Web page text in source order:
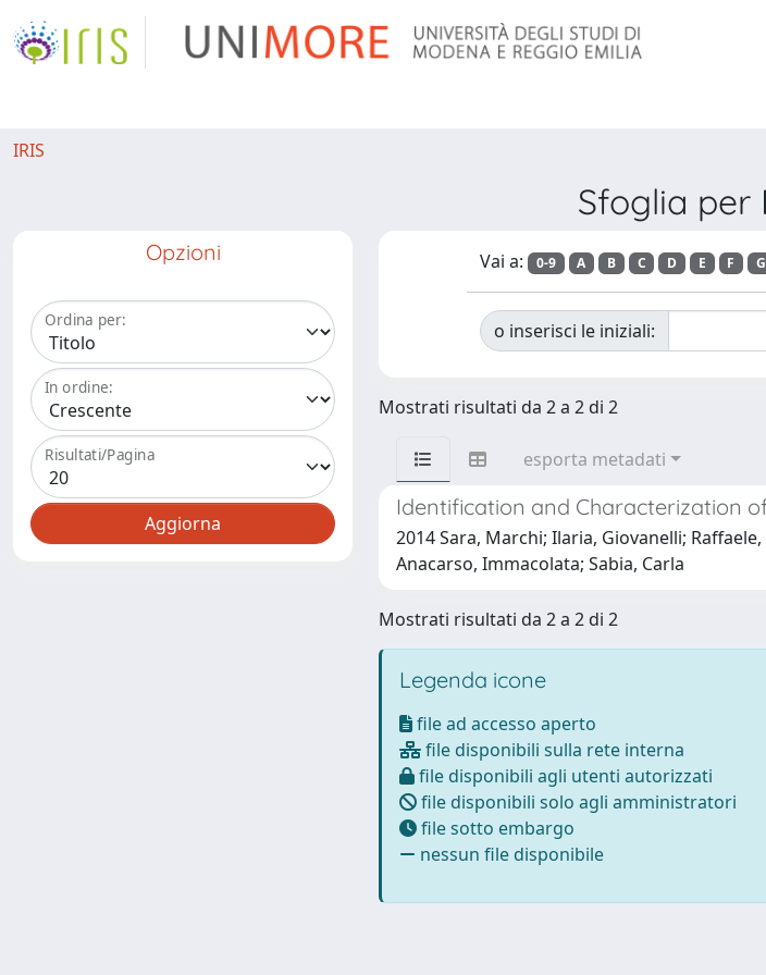
IRIS
Sfoglia per
Opzioni
Ordina per:
In ordine:
Risultati/Pagina
Vai a: 0-9 A B C D E F G
o inserisci le iniziali:
Mostrati risultati da 2 a 2 di 2
esporta metadati
Identification and Characterization
2014 Sara, Marchi; Ilaria, Giovanelli;
Anacarso, Immacolata; Sabia, Carla
Mostrati risultati da 2 a 2 di 2
Legenda icone
file ad accesso aperto
file disponibili sulla rete interna
file disponibili agli utenti autorizzati
file disponibili solo agli amministratori
file sotto embargo
nessun file disponibile